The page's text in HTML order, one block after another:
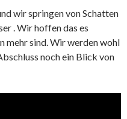
wir springen von Schatten
. Wir hoffen das es
mehr sind. Wir werden wohl
noch ein Blick von